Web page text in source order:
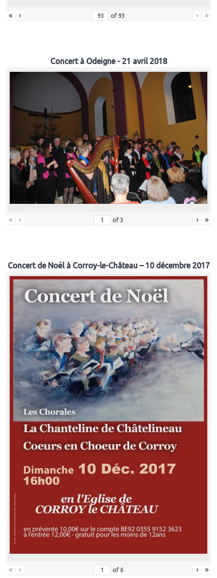
« ‹ of 93 › »
Concert à Odeigne - 21 avril 2018
« ‹ of 3 › »
Concert de Noël à Corroy-le-Château – 10 décembre 2017
« ‹ of 6 › »